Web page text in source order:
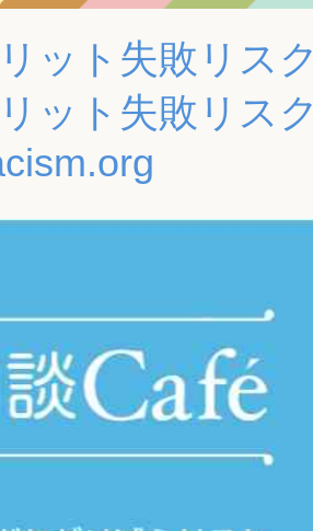
ット失敗リス
ット失敗リス